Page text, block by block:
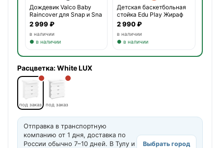
Дождевик Valco Baby
Raincover для Snap и Sna
2 999 ₽
в наличии
● в наличии
Детская баскетбольная
стойка Edu Play Жираф
2 990 ₽
в наличии
● в наличии
Расцветка:White LUX
под заказ под заказ
Отправка в транспортную
компанию от 1 дня, доставка по
России обычно 7–10 дней. В Тулу и
Выбрать город